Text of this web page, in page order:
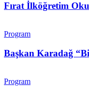
Fırat İlköğretim
Program
Başkan Karadağ
Program